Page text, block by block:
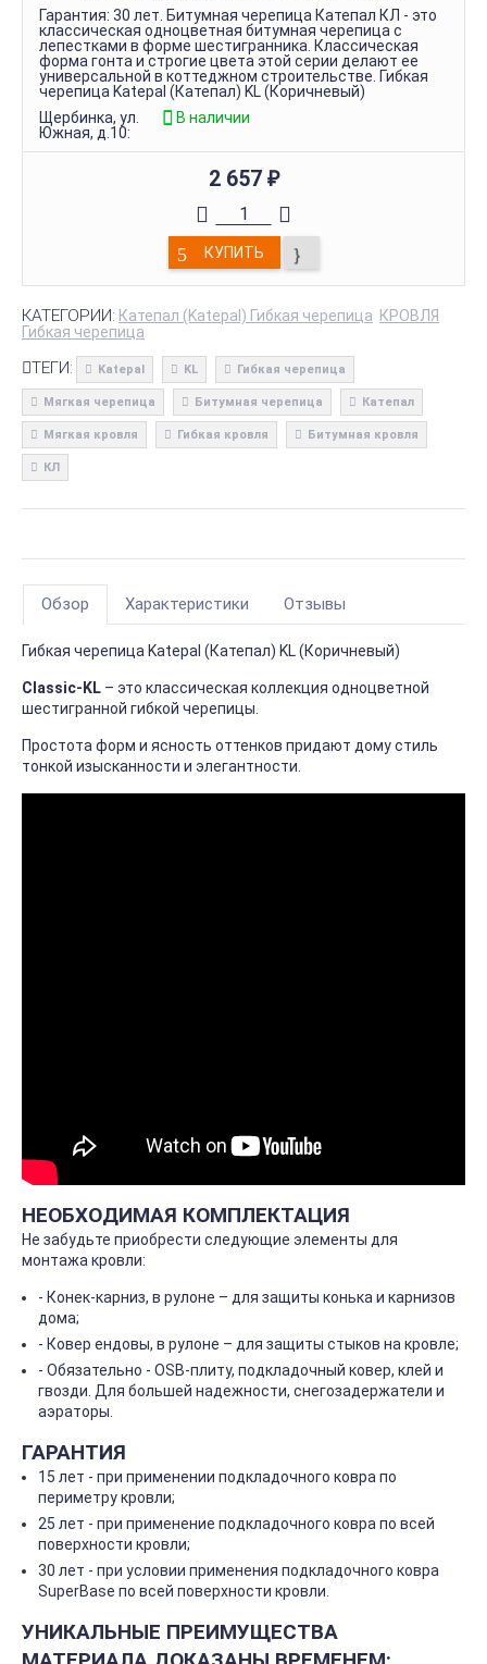
Гарантия: 30 лет. Битумная черепица Катепал КЛ - это
классическая одноцветная битумная черепица с
лепестками в форме шестигранника. Классическая
форма гонта и строгие цвета этой серии делают ее
универсальной в коттеджном строительстве. Гибкая
черепица Katepal (Катепал) KL (Коричневый)
Щербинка, ул.
Южная, д.10:
В наличии
2 657 ₽
КУПИТЬ
КАТЕГОРИИ: Катепал (Katepal) Гибкая черепица КРОВЛЯ
Гибкая черепица
ТЕГИ: Katepal KL Гибкая черепица
Мягкая черепица Битумная черепица Катепал
Мягкая кровля Гибкая кровля Битумная кровля
КЛ
Обзор Характеристики Отзывы
Гибкая черепица Katepal (Катепал) KL (Коричневый)
Classic-KL – это классическая коллекция одноцветной
шестигранной гибкой черепицы.
Простота форм и ясность оттенков придают дому стиль
тонкой изысканности и элегантности.
НЕОБХОДИМАЯ КОМПЛЕКТАЦИЯ
Не забудьте приобрести следующие элементы для
монтажа кровли:
- Конек-карниз, в рулоне – для защиты конька и карнизов
дома;
- Ковер ендовы, в рулоне – для защиты стыков на кровле;
- Обязательно - OSB-плиту, подкладочный ковер, клей и
гвозди. Для большей надежности, снегозадержатели и
аэраторы.
ГАРАНТИЯ
15 лет - при применении подкладочного ковра по
периметру кровли;
25 лет - при применение подкладочного ковра по всей
поверхности кровли;
30 лет - при условии применения подкладочного ковра
SuperBase по всей поверхности кровли.
УНИКАЛЬНЫЕ ПРЕИМУЩЕСТВА